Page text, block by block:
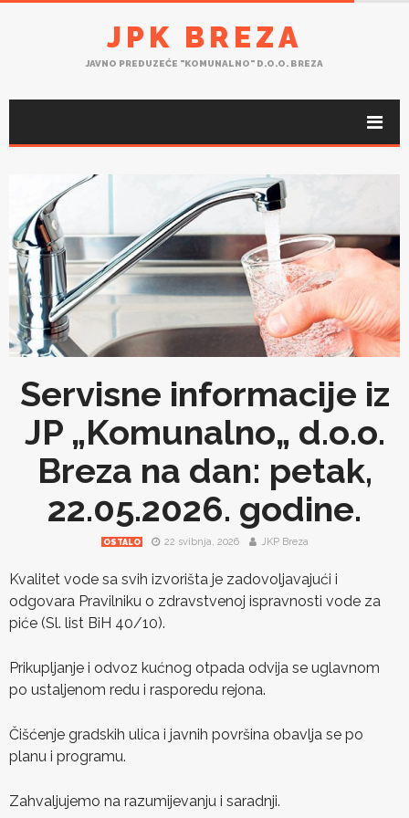
JPK BREZA
JAVNO PREDUZEĆE "KOMUNALNO" D.O.O. BREZA
Servisne informacije iz
JP „Komunalno„ d.o.o.
Breza na dan: petak,
22.05.2026. godine.
OSTALO 22 svibnja, 2026 JKP Breza
Kvalitet vode sa svih izvorišta je zadovoljavajući i
odgovara Pravilniku o zdravstvenoj ispravnosti vode za
piće (Sl. list BiH 40/10).
Prikupljanje i odvoz kućnog otpada odvija se uglavnom
po ustaljenom redu i rasporedu rejona.
Čišćenje gradskih ulica i javnih površina obavlja se po
planu i programu.
Zahvaljujemo na razumijevanju i saradnji.